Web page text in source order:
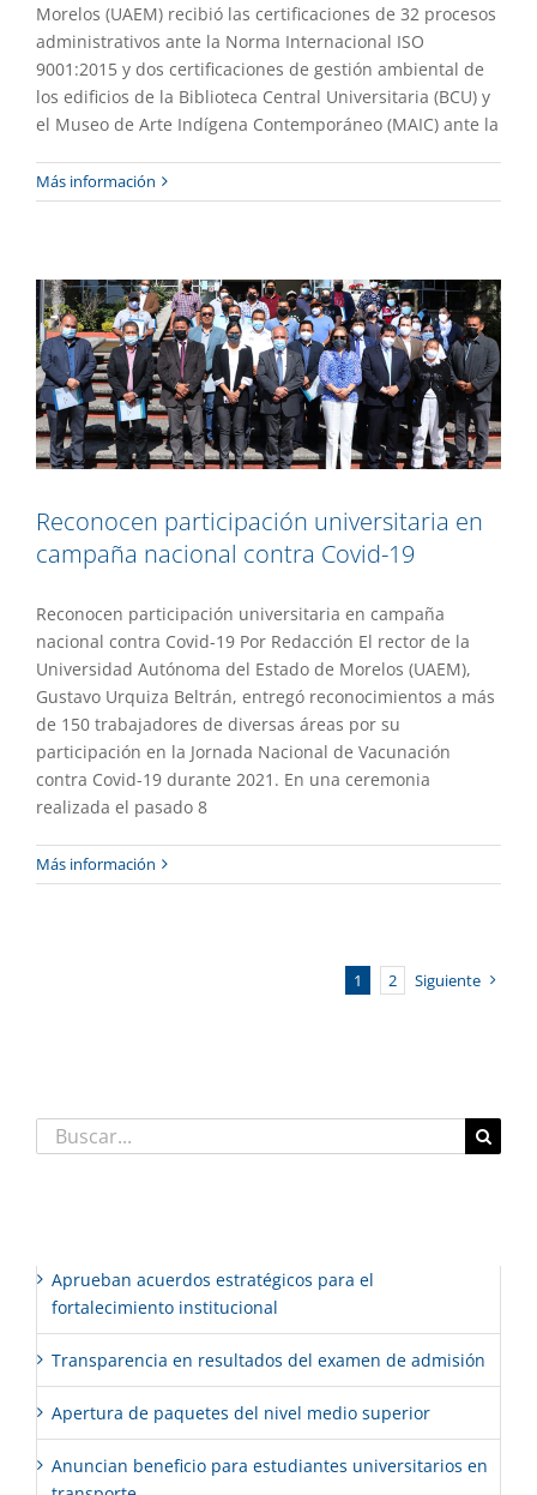
Morelos (UAEM) recibió las certificaciones de 32 procesos
administrativos ante la Norma Internacional ISO
9001:2015 y dos certificaciones de gestión ambiental de
los edificios de la Biblioteca Central Universitaria (BCU) y
el Museo de Arte Indígena Contemporáneo (MAIC) ante la
Más información
Reconocen participación universitaria
Reconocen participación universitaria en
campaña nacional contra Covid-19
Reconocen participación universitaria en campaña
nacional contra Covid-19 Por Redacción El rector de la
Universidad Autónoma del Estado de Morelos (UAEM),
Gustavo Urquiza Beltrán, entregó reconocimientos a más
de 150 trabajadores de diversas áreas por su
participación en la Jornada Nacional de Vacunación
contra Covid-19 durante 2021. En una ceremonia
realizada el pasado 8
Más información
1 2 Siguiente
Buscar:
Aprueban acuerdos estratégicos para el
fortalecimiento institucional
Transparencia en resultados del examen de admisión
Apertura de paquetes del nivel medio superior
Anuncian beneficio para estudiantes universitarios en